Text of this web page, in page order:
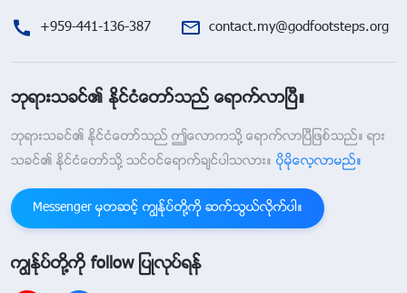
+959-441-136-387 contact.my@godfootsteps.org
ဘုရားသခင္၏ ႏိုင္ငံေတာ္သည္ ေရာက္လာၿပီ။
ဘုရားသခင္၏ ႏိုင္ငံေတာ္သည္ ဤေလာကသို႔ ေရာက္လာၿပီျဖစ္သည္။ ရား
သခင္၏ ႏိုင္ငံေတာ္သို႔ သင္ဝင္ေရာက္ခ်င္ပါသလား။ ပိုမိုေလ့လာမည္။
Messenger မွတဆင့္ ကြၽန္ုပ္တို႔ကို ဆက္သြယ္လိုက္ပါ။
ကြၽန္ုပ္တို႔ကို follow ျပဳလုပ္ရန္